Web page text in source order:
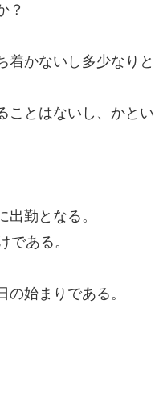
？
着かないし多少なりと
ことはないし、かとい
勤となる。
である。
始まりである。